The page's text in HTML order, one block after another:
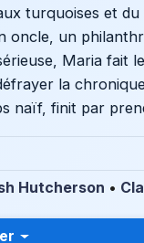
turquoises et
oncle, un
Maria fait
la
naïf, finit par
Hutcherson •